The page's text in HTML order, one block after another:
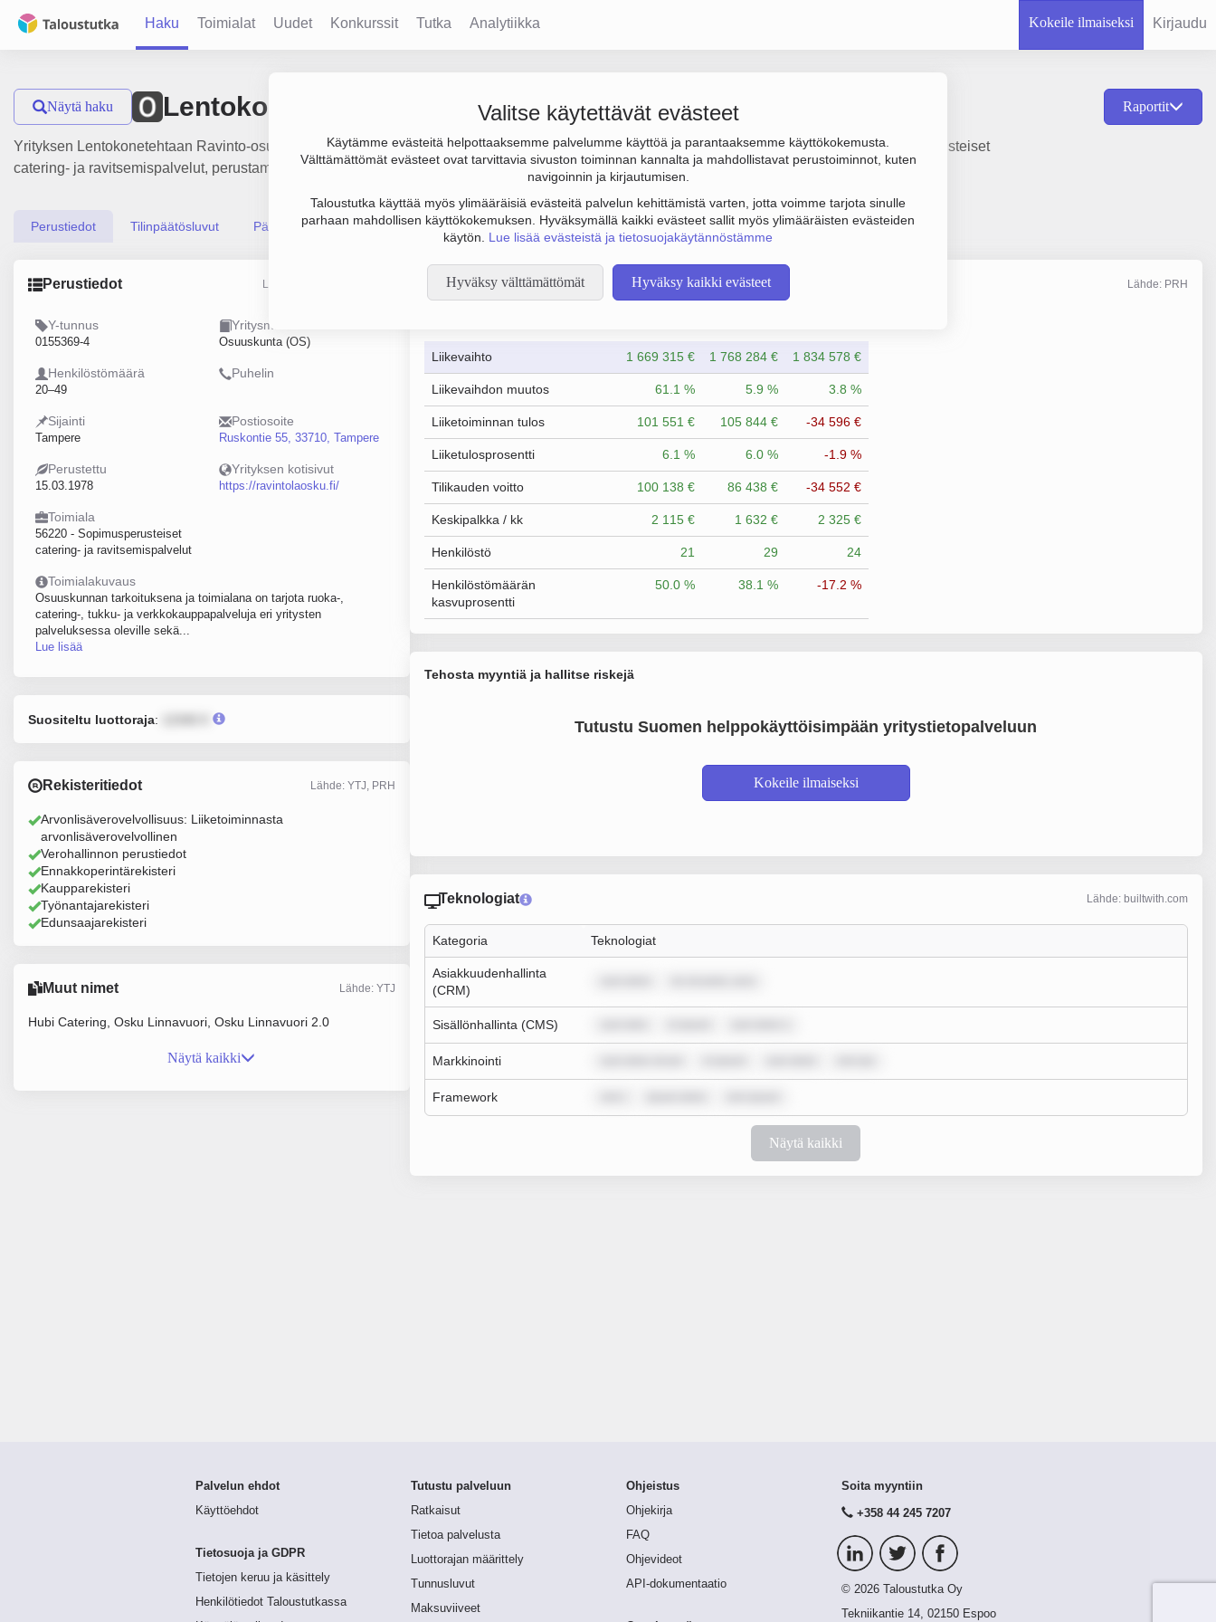
Haku Toimialat Uudet Konkurssit Tutka Analytiikka Kokeile ilmaiseksi Kirjaudu
Valitse käytettävät evästeet
Käytämme evästeitä helpottaaksemme palvelumme käyttöä ja parantaaksemme käyttökokemusta.
Välttämättömät evästeet ovat tarvittavia sivuston toiminnan kannalta ja mahdollistavat perustoiminnot, kuten
navigoinnin ja kirjautumisen.
Taloustutka käyttää myös ylimääräisiä evästeitä palvelun kehittämistä varten, jotta voimme tarjota sinulle
parhaan mahdollisen käyttökokemuksen. Hyväksymällä kaikki evästeet sallit myös ylimääräisten evästeiden
käytön. Lue lisää evästeistä ja tietosuojakäytännöstämme
Hyväksy välttämättömät Hyväksy kaikki evästeet
Näytä haku Lentokonetehtaan Ravinto-osuuskunta Raportit
Yrityksen Lentokonetehtaan Ravinto-osuuskunta liikevaihto on 1.8 milj. €, tulos -35 000 € ja henkilöstömäärä 24. Sen päätoimiala on Sopimusperusteiset
catering- ja ravitsemispalvelut, perustamisvuosi 1978 ja sijainti Tampere. Yrityksen yhtiömuoto Osuuskunta (OS).
Perustiedot Tilinpäätösluvut Päättäjätiedot
Perustiedot Lähde: YTJ, PRH, Traficom
Y-tunnus
0155369-4
Yritysmuoto
Osuuskunta (OS)
Henkilöstömäärä
20–49
Puhelin
Sijainti
Tampere
Postiosoite
Ruskontie 55, 33710, Tampere
Perustettu
15.03.1978
Yrityksen kotisivut
https://ravintolaosku.fi/
Toimiala
56220 - Sopimusperusteiset
catering- ja ravitsemispalvelut
Toimialakuvaus
Osuuskunnan tarkoituksena ja toimialana on tarjota ruoka-,
catering-, tukku- ja verkkokauppapalveluja eri yritysten
palveluksessa oleville sekä...
Lue lisää
Suositeltu luottoraja:
Rekisteritiedot Lähde: YTJ, PRH
Arvonlisäverovelvollisuus: Liiketoiminnasta
arvonlisäverovelvollinen
Verohallinnon perustiedot
Ennakkoperintärekisteri
Kaupparekisteri
Työnantajarekisteri
Edunsaajarekisteri
Muut nimet Lähde: YTJ
Hubi Catering, Osku Linnavuori, Osku Linnavuori 2.0
Näytä kaikki
Taloustiedot Lähde: PRH
Liikevaihto 1 669 315 € 1 768 284 € 1 834 578 €
Liikevaihdon muutos 61.1 % 5.9 % 3.8 %
Liiketoiminnan tulos 101 551 € 105 844 € -34 596 €
Liiketulosprosentti 6.1 % 6.0 % -1.9 %
Tilikauden voitto 100 138 € 86 438 € -34 552 €
Keskipalkka / kk 2 115 € 1 632 € 2 325 €
Henkilöstö 21 29 24
Henkilöstömäärän
kasvuprosentti
50.0 % 38.1 % -17.2 %
Tehosta myyntiä ja hallitse riskejä
Tutustu Suomen helppokäyttöisimpään yritystietopalveluun
Kokeile ilmaiseksi
Teknologiat Lähde: builtwith.com
Kategoria Teknologiat
Asiakkuudenhallinta
(CRM)
Sisällönhallinta (CMS)
Markkinointi
Framework
Näytä kaikki
Palvelun ehdot
Käyttöehdot
Tietosuoja ja GDPR
Tietojen keruu ja käsittely
Henkilötiedot Taloustutkassa
Tutustu palveluun
Ratkaisut
Tietoa palvelusta
Luottorajan määrittely
Tunnusluvut
Maksuviiveet
Ohjeistus
Ohjekirja
FAQ
Ohjevideot
API-dokumentaatio
Soita myyntiin
+358 44 245 7207
© 2026 Taloustutka Oy
Tekniikantie 14, 02150 Espoo